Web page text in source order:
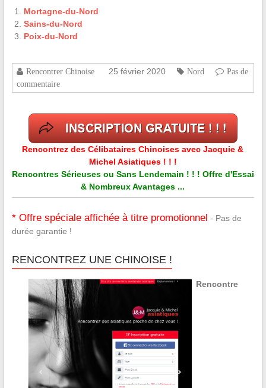
Mortagne-du-Nord
Sains-du-Nord
Poix-du-Nord
Rencontrer Chinoise 25 février 2020 Nord
Pas de
commentaire
Rencontrez des Célibataires Chinoises avec Jacquie &
Michel Asiatiques ! ! !
Rencontres Sérieuses ou Sans Lendemain ! ! ! Offre d'Essai
& Nombreux Avantages ...
* Offre spéciale affichée à titre promotionnel - Pas de
durée garantie !
RENCONTREZ UNE CHINOISE !
Rencontre